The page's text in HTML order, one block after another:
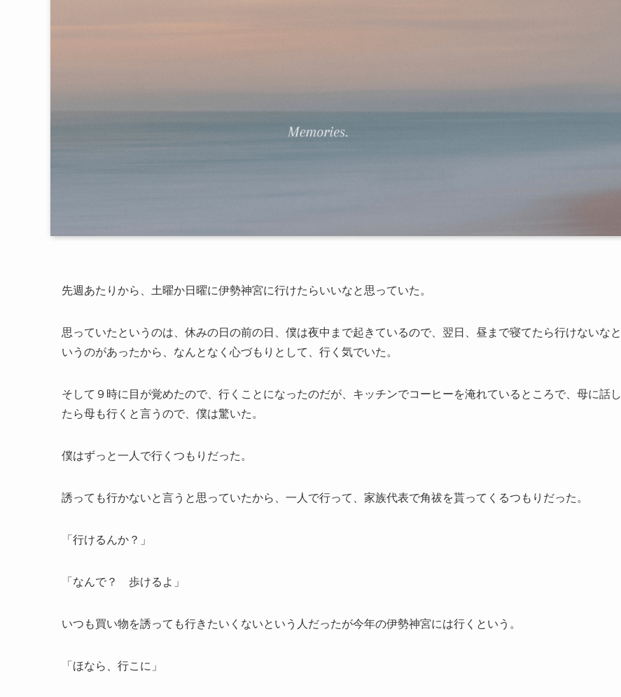
先週あたりから、土曜か日曜に伊勢神宮に行けたらいいなと思っていた。
思っていたというのは、休みの日の前の日、僕は夜中まで起きているので、翌日、昼まで寝てたら行けないなと
いうのがあったから、なんとなく心づもりとして、行く気でいた。
そして９時に目が覚めたので、行くことになったのだが、キッチンでコーヒーを淹れているところで、母に話し
たら母も行くと言うので、僕は驚いた。
僕はずっと一人で行くつもりだった。
誘っても行かないと言うと思っていたから、一人で行って、家族代表で角祓を貰ってくるつもりだった。
「行けるんか？」
「なんで？ 歩けるよ」
いつも買い物を誘っても行きたいくないという人だったが今年の伊勢神宮には行くという。
「ほなら、行こに」